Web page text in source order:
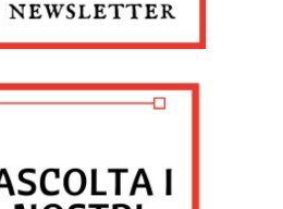
consenso in qualsiasi
sui cookie. Utilizziamo i
di tracciamento, anche di
contenuti ed annunci, per
media e per analizzare il
indicato nellaCookie Policy
tramite l’apposito comando